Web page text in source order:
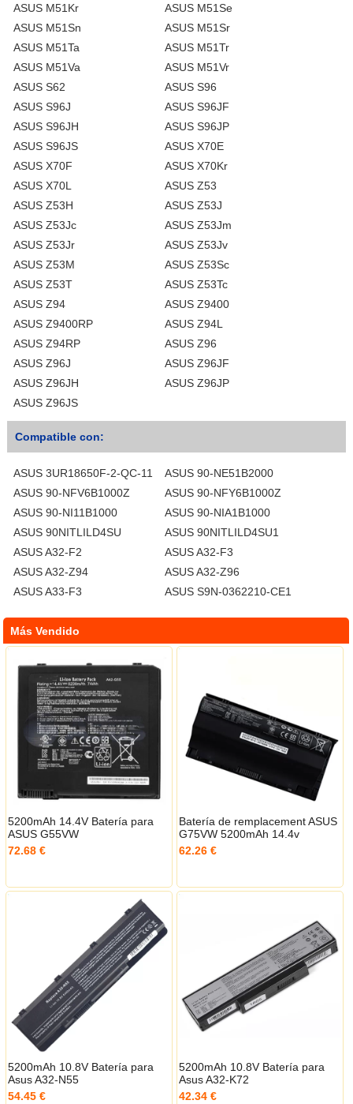
ASUS M51Kr
ASUS M51Se
ASUS M51Sn
ASUS M51Sr
ASUS M51Ta
ASUS M51Tr
ASUS M51Va
ASUS M51Vr
ASUS S62
ASUS S96
ASUS S96J
ASUS S96JF
ASUS S96JH
ASUS S96JP
ASUS S96JS
ASUS X70E
ASUS X70F
ASUS X70Kr
ASUS X70L
ASUS Z53
ASUS Z53H
ASUS Z53J
ASUS Z53Jc
ASUS Z53Jm
ASUS Z53Jr
ASUS Z53Jv
ASUS Z53M
ASUS Z53Sc
ASUS Z53T
ASUS Z53Tc
ASUS Z94
ASUS Z9400
ASUS Z9400RP
ASUS Z94L
ASUS Z94RP
ASUS Z96
ASUS Z96J
ASUS Z96JF
ASUS Z96JH
ASUS Z96JP
ASUS Z96JS
Compatible con:
ASUS 3UR18650F-2-QC-11
ASUS 90-NE51B2000
ASUS 90-NFV6B1000Z
ASUS 90-NFY6B1000Z
ASUS 90-NI11B1000
ASUS 90-NIA1B1000
ASUS 90NITLILD4SU
ASUS 90NITLILD4SU1
ASUS A32-F2
ASUS A32-F3
ASUS A32-Z94
ASUS A32-Z96
ASUS A33-F3
ASUS S9N-0362210-CE1
Más Vendido
5200mAh 14.4V Batería para
ASUS G55VW
72.68 €
Batería de remplacement ASUS
G75VW 5200mAh 14.4v
62.26 €
5200mAh 10.8V Batería para
Asus A32-N55
54.45 €
5200mAh 10.8V Batería para
Asus A32-K72
42.34 €